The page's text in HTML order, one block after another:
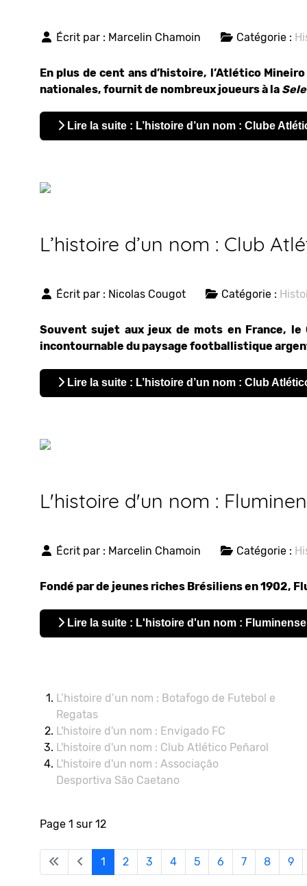
Écrit par : Marcelin Chamoin Catégorie :
En plus de cent ans d’histoire, l’Atlético
nationales, fournit de nombreux joueurs à la
Lire la suite : L’histoire d’un nom : Clube
L’histoire d’un nom : Club
Écrit par : Nicolas Cougot Catégorie :
Souvent sujet aux jeux de mots en France, le
incontournable du paysage footballistique
Lire la suite : L’histoire d’un nom : Club
L'histoire d'un nom :
Écrit par : Marcelin Chamoin Catégorie :
Fondé par de jeunes riches Brésiliens en 1902,
Lire la suite : L'histoire d'un nom :
L’histoire d’un nom : Botafogo de Futebol e
Regatas
L'histoire d'un nom : Envigado FC
L'histoire d'un nom : Club Atlético Peñarol
L'histoire d'un nom : Associação
Desportiva São Caetano
Page 1 sur 12
1 2 3 4 5 6 7 8 9